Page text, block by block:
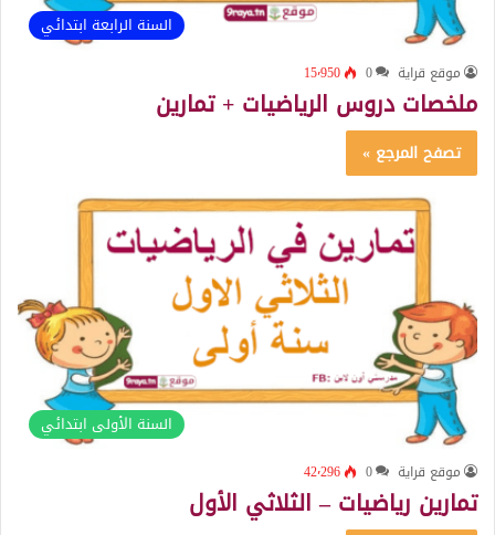
السنة الرابعة ابتدائي
موقع قراية 0 15٬950
ملخصات دروس الرياضيات + تمارين
تصفح المرجع »
السنة الأولى ابتدائي
موقع قراية 0 42٬296
تمارين رياضيات – الثلاثي الأول